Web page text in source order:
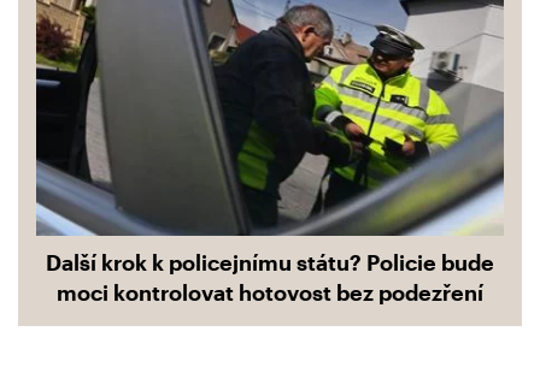
Další krok k policejnímu státu? Policie bude
moci kontrolovat hotovost bez podezření